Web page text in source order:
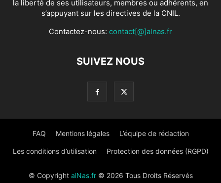
la liberté de ses utilisateurs, membres ou adhérents, en
s’appuyant sur les directives de la CNIL.
Contactez-nous: contact[@]alnas.fr
SUIVEZ NOUS
FAQ Mentions légales L’équipe de rédaction
Les conditions d’utilisation Protection des données (RGPD)
© Copyright alNas.fr© 2026 Tous Droits Réservés